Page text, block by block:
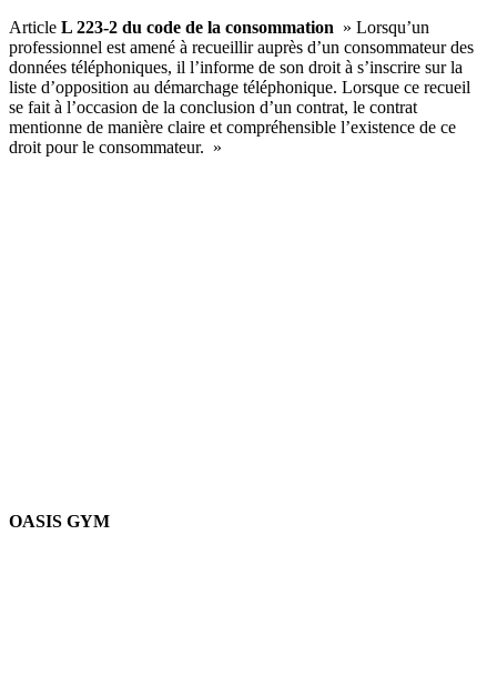
Article L 223-2 du code de la consommation » Lorsqu’un
professionnel est amené à recueillir auprès d’un consommateur des
données téléphoniques, il l’informe de son droit à s’inscrire sur la
liste d’opposition au démarchage téléphonique. Lorsque ce recueil
se fait à l’occasion de la conclusion d’un contrat, le contrat
mentionne de manière claire et compréhensible l’existence de ce
droit pour le consommateur. »
OASIS GYM